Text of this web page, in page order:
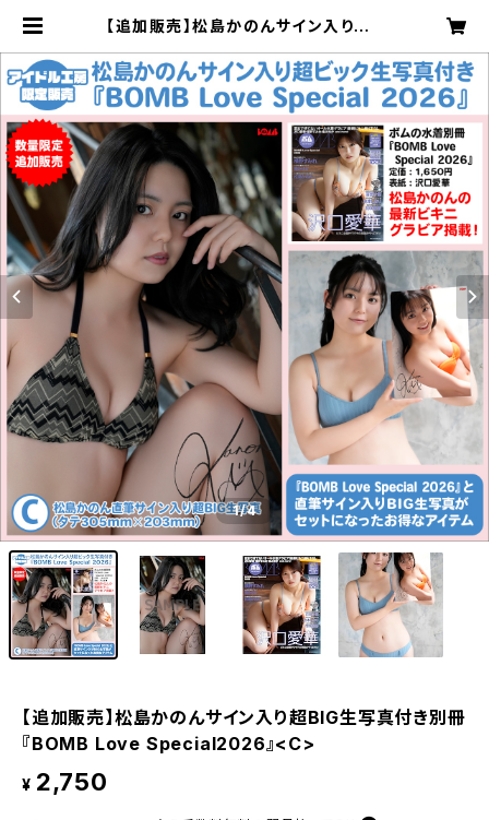
【追加販売】松島かのんサイン入り超B
ecial2026』<C> | ボムアイドル工
房Z
1/4
【追加販売】松島かのんサイン入り超BIG生写真付き別冊
『BOMB Love Special2026』<C>
¥ 2,750